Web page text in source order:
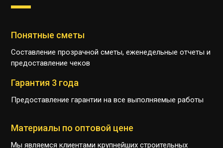
Понятные сметы
Составление прозрачной сметы, еженедельные отчеты и
предоставление чеков
Гарантия 3 года
Предоставление гарантии на все выполняемые работы
Материалы по оптовой цене
Мы являемся клиентами крупнейших строительных